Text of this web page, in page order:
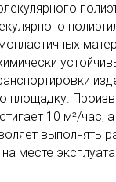
площадку.
10 м²/час,
выполнять
месте